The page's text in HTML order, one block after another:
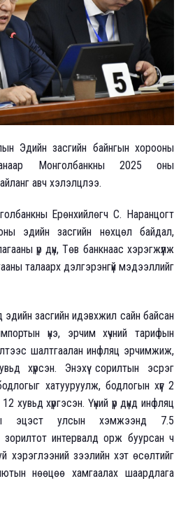
Эдийн засгийн байнгын хорооны
Монголбанкны 2025 оны
авч хэлэлцлээ.
Ерөнхийлөгч С. Наранцогт
эдийн засгийн нөхцөл байдал,
үр дүн, Төв банкнаас хэрэгжүүлж
талаарх дэлгэрэнгүй мэдээллийг
засгийн идэвхжил сайн байсан
үнэ, эрчим хүчний тарифын
шалтгаалан инфляц эрчимжиж,
хүрсэн. Энэхүү сорилтын эсрэг
хатууруулж, бодлогын хүүг 2
хувьд хүргэсэн. Үүний үр дүнд инфляц
эцэст улсын хэмжээнд 7.5
интервалд орж буурсан ч
хэрэглээний зээлийн хэт өсөлтийг
нөөцөө хамгаалах шаардлага